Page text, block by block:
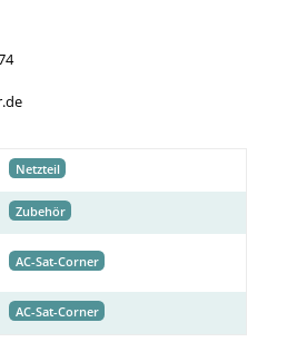
Netzteil
Zubehör
AC-Sat-Corner
AC-Sat-Corner